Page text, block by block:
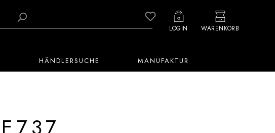
Du hast 0 Produkte auf dem
LOGIN WARENKORB
HÄNDLERSUCHE MANUFAKTUR